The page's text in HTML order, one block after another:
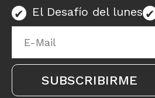
El Desafío del lunes